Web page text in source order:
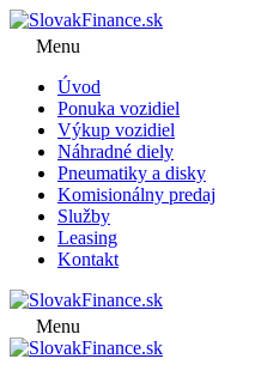
Menu
Úvod
Ponuka vozidiel
Výkup vozidiel
Náhradné diely
Pneumatiky a disky
Komisionálny predaj
Služby
Leasing
Kontakt
Menu